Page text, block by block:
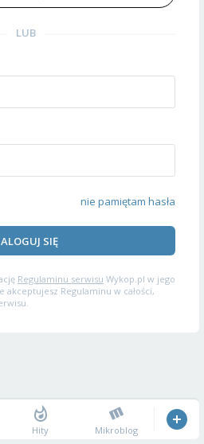
LUB
nie pamiętam hasła
SIĘ
Regulaminu serwisu Wykop.pl w jego
Regulaminu w całości,
Hity Mikroblog